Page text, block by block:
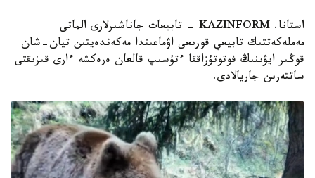
استانا. KAZINFORM - تابيعات جاناشىرلارى الماتى
مەملەكەتتىك تابيعي قورىعى اۋماعىندا مەكەندەيتىن تيان-شان
قوڭىر ايۋىنىڭ فوتوتۇزاققا ءتۇسىپ قالعان ەرەكشە ءارى قىزىقتى
ساتتەرىن جاريالادى.